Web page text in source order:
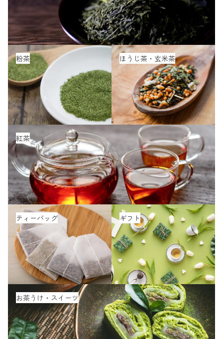
粉茶
粉茶
ほうじ茶・玄米茶
ほうじ茶・玄米茶
紅茶
ティーバッグ
ティーバッグ
ギフト
ギフト
お茶うけ・スイーツ
お茶うけ・スイーツ